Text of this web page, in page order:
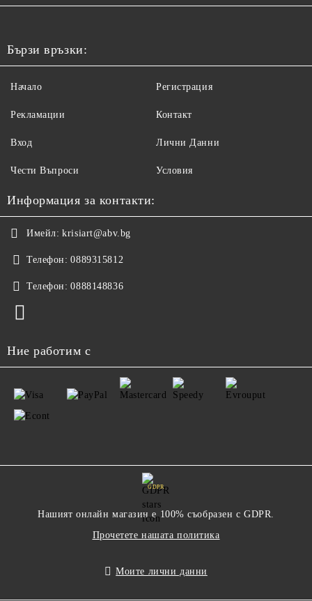
Бързи връзки:
Начало
Рекламации
Вход
Чести Въпроси
Регистрация
Контакт
Лични Данни
Условия
Информация за контакти:
Имейл: krisiart@abv.bg
Телефон: 0889315812
Телефон: 0888148836
Ние работим с
GDPR
Нашият онлайн магазин е 100% съобразен с GDPR.
Прочетете нашата политика
Моите лични данни